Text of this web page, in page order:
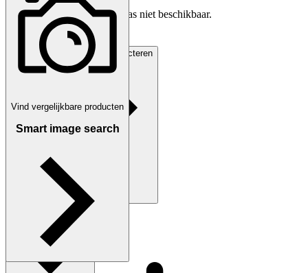
De aankoopaanvraag is helaas niet beschikbaar.
Beëindigd op
27 apr 08:47
Verzending
De verkoper contacteren
Via Tradera
Vind vergelijkbare producten
Smart image search